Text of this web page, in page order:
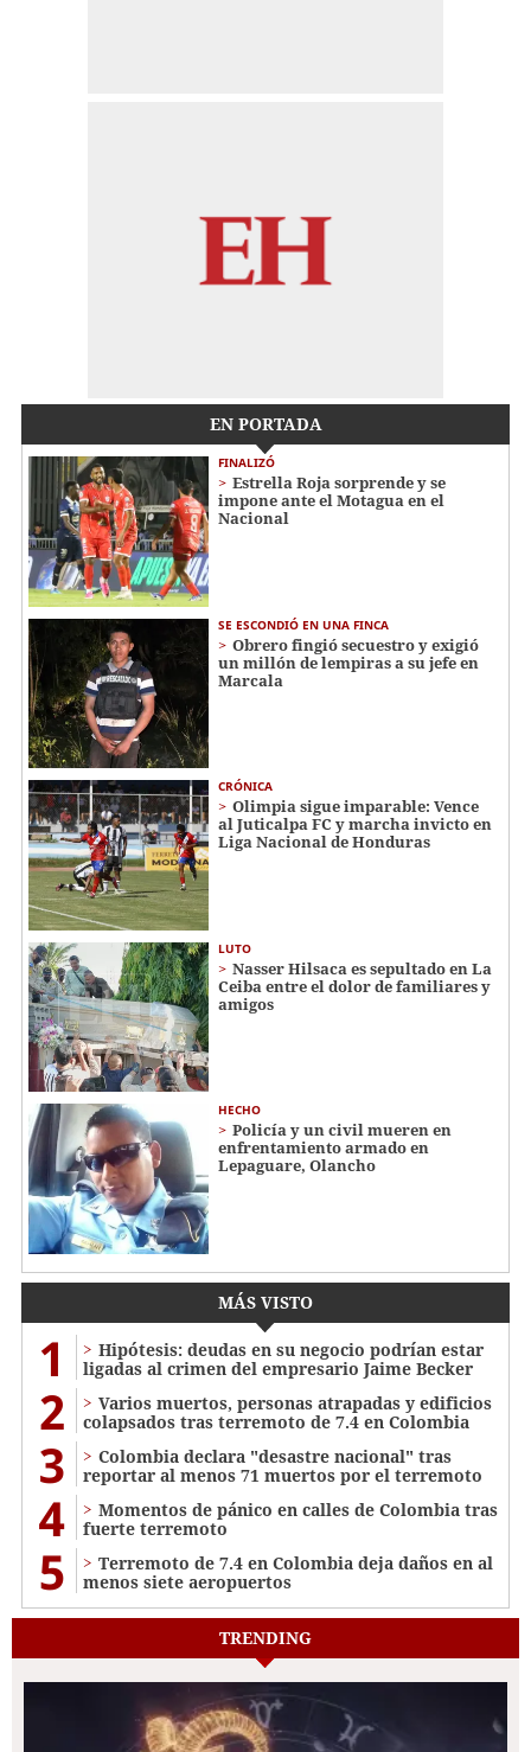
EN PORTADA
FINALIZÓ
Estrella Roja sorprende y se
impone ante el Motagua en el
Nacional
SE ESCONDIÓ EN UNA FINCA
Obrero fingió secuestro y exigió
un millón de lempiras a su jefe en
Marcala
CRÓNICA
Olimpia sigue imparable: Vence
al Juticalpa FC y marcha invicto en
Liga Nacional de Honduras
LUTO
Nasser Hilsaca es sepultado en La
Ceiba entre el dolor de familiares y
amigos
HECHO
Policía y un civil mueren en
enfrentamiento armado en
Lepaguare, Olancho
MÁS VISTO
1
Hipótesis: deudas en su negocio podrían estar
ligadas al crimen del empresario Jaime Becker
2
Varios muertos, personas atrapadas y edificios
colapsados tras terremoto de 7.4 en Colombia
3
Colombia declara "desastre nacional" tras
reportar al menos 71 muertos por el terremoto
4
Momentos de pánico en calles de Colombia tras
fuerte terremoto
5
Terremoto de 7.4 en Colombia deja daños en al
menos siete aeropuertos
TRENDING